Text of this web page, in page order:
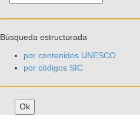
Búsqueda estructurada
por contenidos UNESCO
por códigos SIC